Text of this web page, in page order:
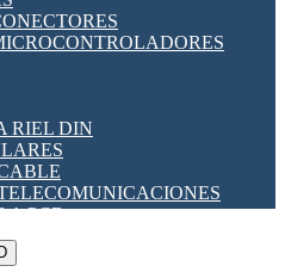
CARRERA
Y TC'S DE CORRIENTE
LÓGICO PROGRAMABLES
HORARIO
RIEL DIN
A PCB